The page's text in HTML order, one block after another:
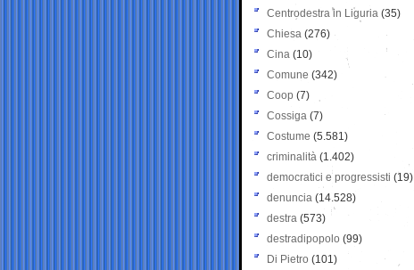
Centrodestra in Liguria (35)
Chiesa (276)
Cina (10)
Comune (342)
Coop (7)
Cossiga (7)
Costume (5.581)
criminalità (1.402)
democratici e progressisti (19)
denuncia (14.528)
destra (573)
destradipopolo (99)
Di Pietro (101)